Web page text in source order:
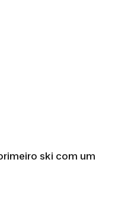
ski com um